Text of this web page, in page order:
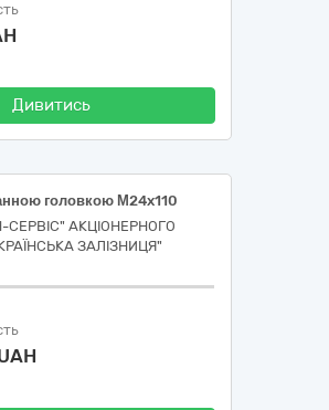
Дивитись
головкою М24x110
СЕРВІС" АКЦІОНЕРНОГО
ЗАЛІЗНИЦЯ"